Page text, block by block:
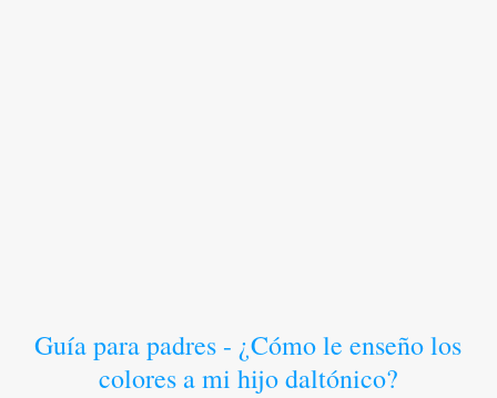
Guía para padres - ¿Cómo le enseño los
colores a mi hijo daltónico?